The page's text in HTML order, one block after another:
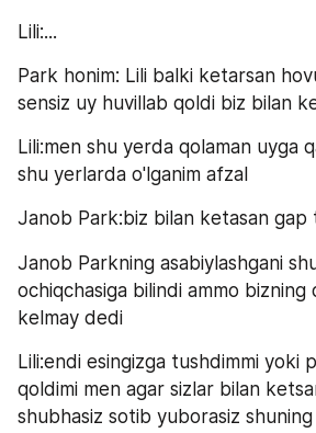
Lili:...
Park honim: Lili balki ketarsan
sensiz uy huvillab qoldi biz bilan
Lili:men shu yerda qolaman uyga
shu yerlarda o'lganim afzal
Janob Park:biz bilan ketasan gap
Janob Parkning asabiylashgani
ochiqchasiga bilindi ammo bizning
kelmay dedi
Lili:endi esingizga tushdimmi yoki
qoldimi men agar sizlar bilan
shubhasiz sotib yuborasiz